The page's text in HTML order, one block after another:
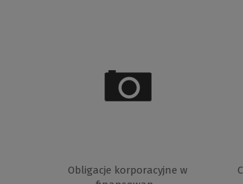
Obligacje korporacyjne w